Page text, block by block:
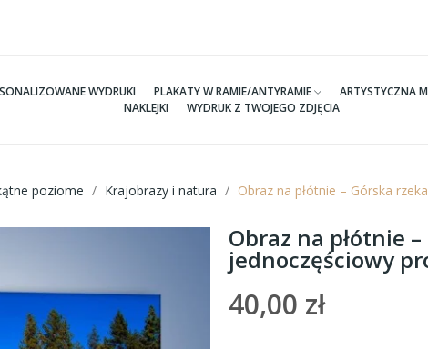
WYDRUKI PLAKATY W RAMIE/ANTYRAMIE ARTYSTYCZNA
NAKLEJKI
WYDRUK Z TWOJEGO ZDJĘCIA
poziome Krajobrazy i natura Obraz na płótnie – Górska
Obraz na płótnie
jednoczęściowy
40,00 zł